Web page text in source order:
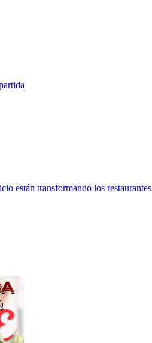
están transformando los restaurantes